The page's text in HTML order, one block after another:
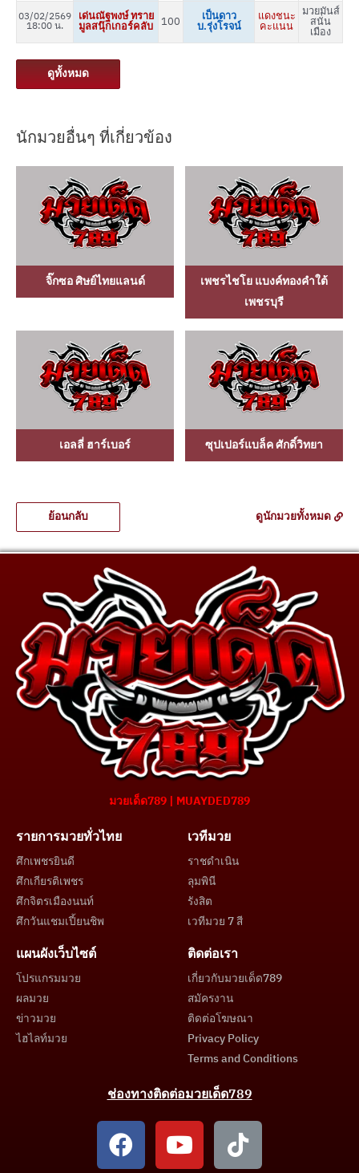
03/02/2569
18:00 น.
เด่นณัฐพงษ์ ทราย
มูลสนุ๊กเกอร์คลับ 100 เป็นดาว
บ.รุ่งโรจน์
แดงชนะ
คะแนน
มวยมันส์
สนั่น
เมือง
ดูทั้งหมด
นักมวยอื่นๆ ที่เกี่ยวข้อง
จิ๊กซอ ศิษย์ไทยแลนด์
เพชรไชโย แบงค์ทองคำใต้
เพชรบุรี
เอลลี่ ฮาร์เบอร์ ซุปเปอร์แบล็ค ศักดิ์วิทยา
ย้อนกลับ ดูนักมวยทั้งหมด
มวยเด็ด789 | MUAYDED789
รายการมวยทั่วไทย
ศึกเพชรยินดี
ศึกเกียรติเพชร
ศึกจิตรเมืองนนท์
ศึกวันแชมเปี้ยนชิพ
เวทีมวย
ราชดำเนิน
ลุมพินี
รังสิต
เวทีมวย 7 สี
แผนผังเว็บไซต์
โปรแกรมมวย
ผลมวย
ข่าวมวย
ไฮไลท์มวย
ติดต่อเรา
เกี่ยวกับมวยเด็ด789
สมัครงาน
ติดต่อโฆษณา
Privacy Policy
Terms and Conditions
ช่องทางติดต่อมวยเด็ด789